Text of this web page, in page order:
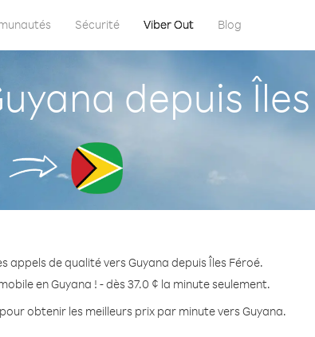
Sécurité Viber Out Blog
depuis
appels de qualité vers Guyana depuis Îles Féroé.
en Guyana ! - dès 37.0 ¢ la minute seulement.
obtenir les meilleurs prix par minute vers Guyana.